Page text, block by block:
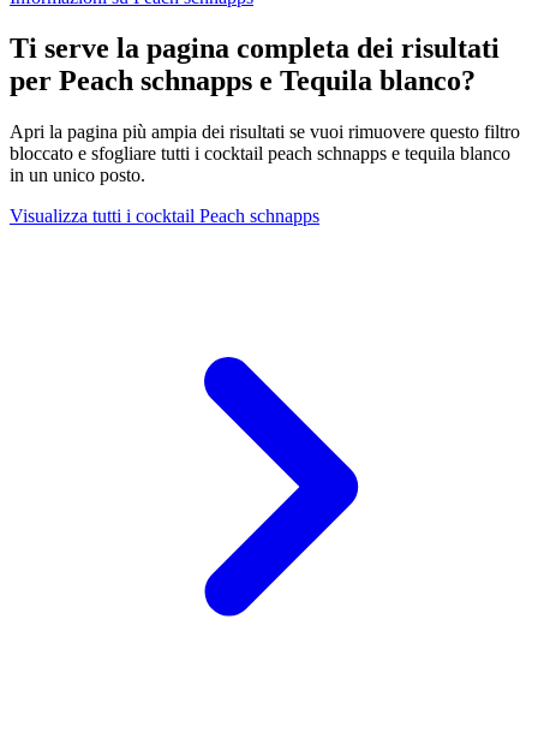
Ti serve la pagina completa dei risultati
per Peach schnapps e Tequila blanco?
Apri la pagina più ampia dei risultati se vuoi rimuovere questo filtro
bloccato e sfogliare tutti i cocktail peach schnapps e tequila blanco
in un unico posto.
Visualizza tutti i cocktail Peach schnapps